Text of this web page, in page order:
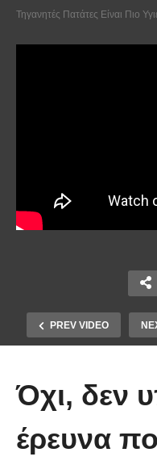
Τηγανητές Πατάτες Είναι Πιο
PREV VIDEO
Όχι, δεν
έρευνα